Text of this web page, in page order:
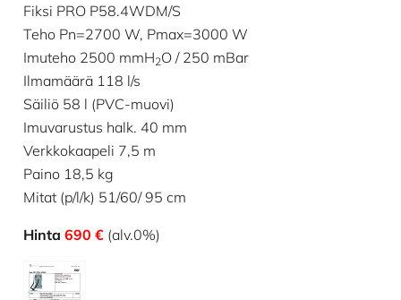
Fiksi PRO P58.4WDM/S
Teho Pn=2700 W, Pmax=3000 W
Imuteho 2500 mmH2O / 250 mBar
Ilmamäärä 118 l/s
Säiliö 58 l (PVC-muovi)
Imuvarustus halk. 40 mm
Verkkokaapeli 7,5 m
Paino 18,5 kg
Mitat (p/l/k) 51/60/ 95 cm
Hinta 690 €(alv.0%)